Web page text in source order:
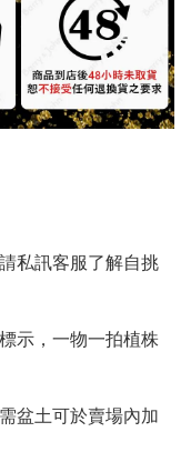
私訊客服了解自挑
示，一物一拍植株
盆土可於賣場內加